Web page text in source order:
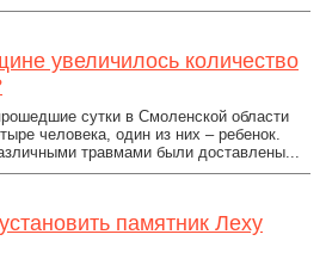
увеличилось количество
сутки в Смоленской области
человека, один из них – ребенок.
травмами были доставлены...
памятник Леху